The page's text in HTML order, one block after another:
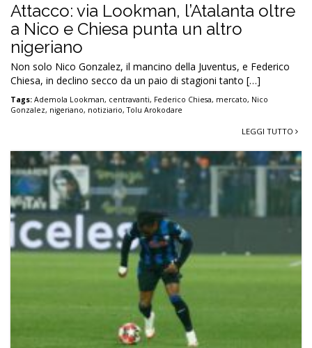
Attacco: via Lookman, l’Atalanta oltre
a Nico e Chiesa punta un altro
nigeriano
Non solo Nico Gonzalez, il mancino della Juventus, e Federico
Chiesa, in declino secco da un paio di stagioni tanto […]
Tags: Ademola Lookman, centravanti, Federico Chiesa, mercato, Nico
Gonzalez, nigeriano, notiziario,Tolu Arokodare
LEGGI TUTTO